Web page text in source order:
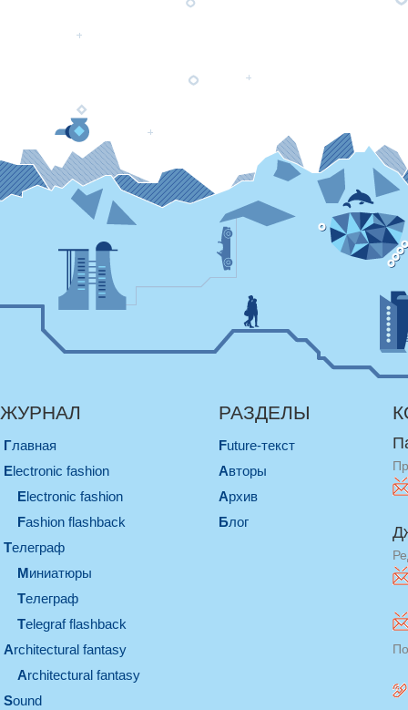
ЖУРНАЛ
Главная
electronic fashion
electronic fashion
Fashion flashback
телеграф
миниатюры
телеграф
Telegraf flashback
architectural fantasy
architectural fantasy
sound
РАЗДЕЛЫ
Future-текст
Авторы
Архив
Блог